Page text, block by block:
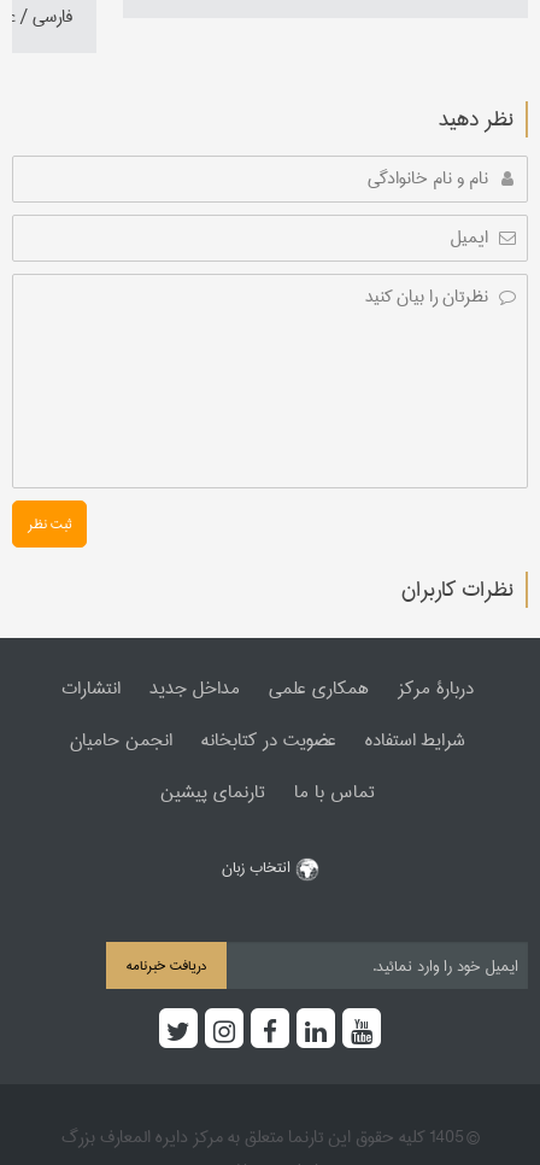
فارسی‎ / عباس نصرتی‌نیا - قسمت اول
نظر دهید
ثبت نظر
نظرات کاربران
دربارۀ مرکز همکاری علمی مداخل جدید
انتشارات
شرایط استفاده
عضویت در کتابخانه
انجمن حامیان
تماس با ما
تارنمای پیشین
انتخاب زبان
دریافت خبرنامه
© 1405 کلیه حقوق این تارنما متعلق به مرکز دایره المعارف بزرگ